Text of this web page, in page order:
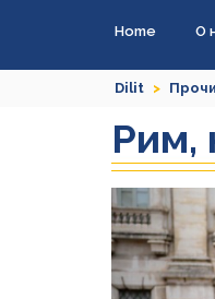
Home О
Dilit
Рим,